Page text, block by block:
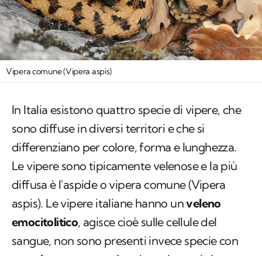
Vipera comune (Vipera aspis)
In Italia esistono quattro specie di vipere, che
sono diffuse in diversi territori e che si
differenziano per colore, forma e lunghezza.
Le vipere sono tipicamente velenose e la più
diffusa è l'aspide o vipera comune (Vipera
aspis). Le vipere italiane hanno unveleno
emocitolitico, agisce cioè sulle cellule del
sangue, non sono presenti invece specie con